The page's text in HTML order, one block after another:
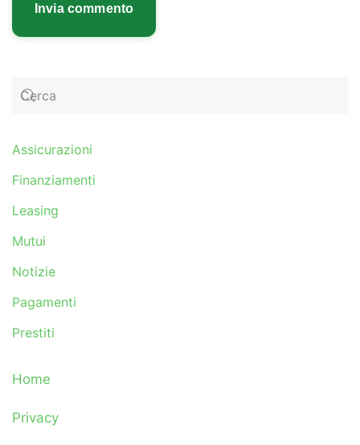
Invia commento
Assicurazioni
Finanziamenti
Leasing
Mutui
Notizie
Pagamenti
Prestiti
Home
Privacy